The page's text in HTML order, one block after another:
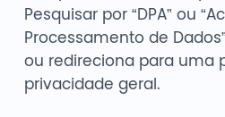
Pesquisar por “DPA” ou
Processamento de
ou redireciona para uma
privacidade geral.